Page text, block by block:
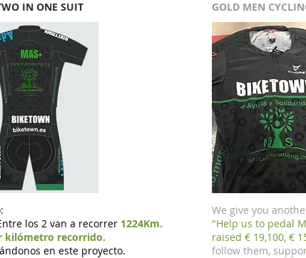
IN ONE SUIT
los 2 van a recorrer 1224Km.
kilómetro recorrido.
en este proyecto.
GOLD MEN
We give you
"Help us to pedal
raised € 19,100, €
follow them,